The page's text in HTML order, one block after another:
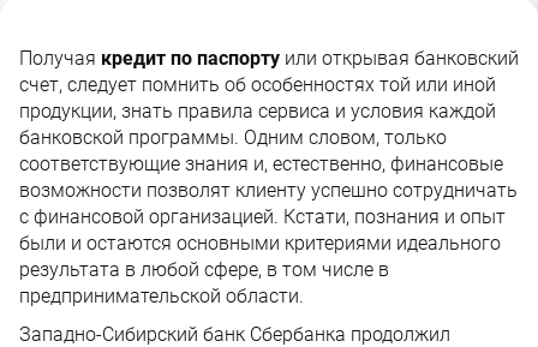
Получая кредит по паспорту или открывая банковский
счет, следует помнить об особенностях той или иной
продукции, знать правила сервиса и условия каждой
банковской программы. Одним словом, только
соответствующие знания и, естественно, финансовые
возможности позволят клиенту успешно сотрудничать
с финансовой организацией. Кстати, познания и опыт
были и остаются основными критериями идеального
результата в любой сфере, в том числе в
предпринимательской области.
Западно-Сибирский банк Сбербанка продолжил